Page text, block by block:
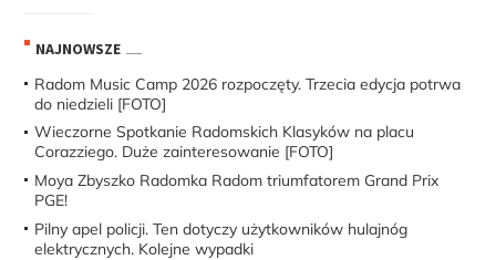
NAJNOWSZE
Radom Music Camp 2026 rozpoczęty. Trzecia edycja potrwa
do niedzieli [FOTO]
Wieczorne Spotkanie Radomskich Klasyków na placu
Corazziego. Duże zainteresowanie [FOTO]
Moya Zbyszko Radomka Radom triumfatorem Grand Prix
PGE!
Pilny apel policji. Ten dotyczy użytkowników hulajnóg
elektrycznych. Kolejne wypadki